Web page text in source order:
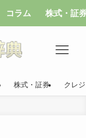
コラム 株式・証
株式・証券 クレ